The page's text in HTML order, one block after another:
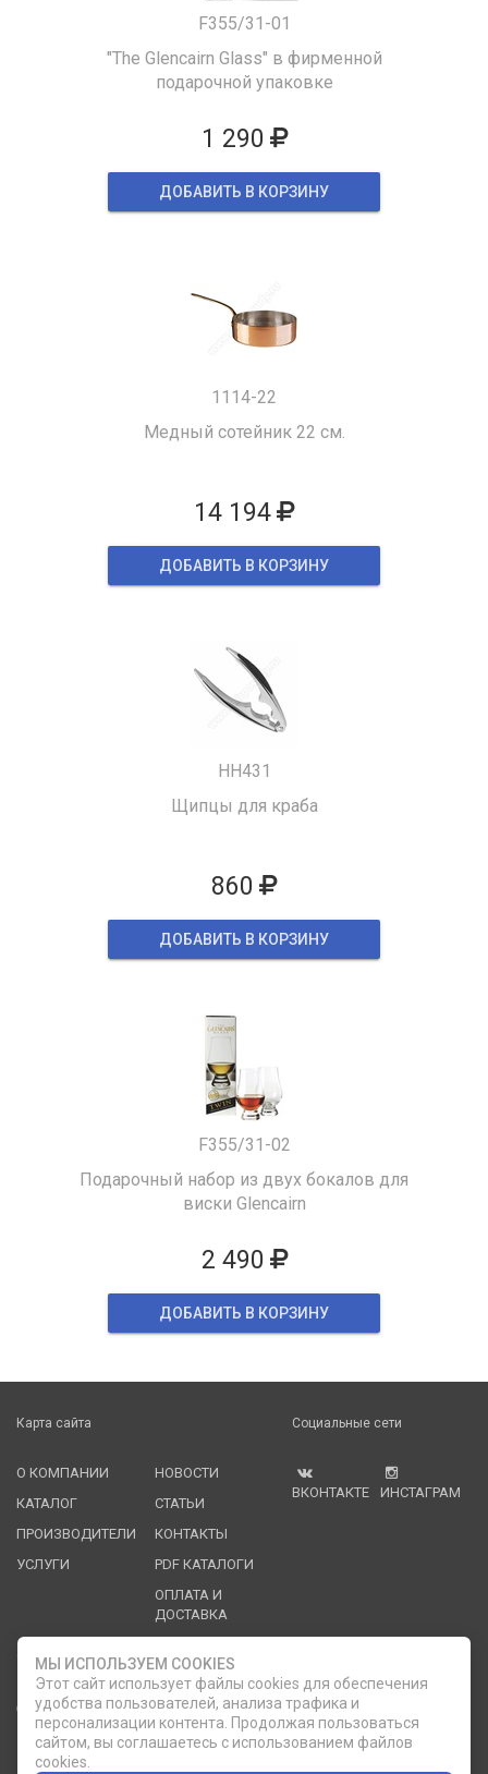
F355/31-01
"The Glencairn Glass" в фирменной
подарочной упаковке
1 290
ДОБАВИТЬ В КОРЗИНУ
1114-22
Медный сотейник 22 см.
14 194
ДОБАВИТЬ В КОРЗИНУ
HH431
Щипцы для краба
860
ДОБАВИТЬ В КОРЗИНУ
F355/31-02
Подарочный набор из двух бокалов для
виски Glencairn
2 490
ДОБАВИТЬ В КОРЗИНУ
Карта сайта
О КОМПАНИИ
КАТАЛОГ
ПРОИЗВОДИТЕЛИ
УСЛУГИ
НОВОСТИ
СТАТЬИ
КОНТАКТЫ
PDF КАТАЛОГИ
ОПЛАТА И
ДОСТАВКА
Социальные сети
ВКОНТАКТЕ ИНСТАГРАМ
Служба клиентской поддержки
ОБРАТНЫЙ ЗВОНОК phone
8 (812) 335-21-16
8 (812) 335-21-17 7 (911) 947-43-48
МЫ ИСПОЛЬЗУЕМ COOKIES
Этот сайт использует файлы cookies для обеспечения
удобства пользователей, анализа трафика и
персонализации контента. Продолжая пользоваться
сайтом, вы соглашаетесь с использованием файлов
cookies.